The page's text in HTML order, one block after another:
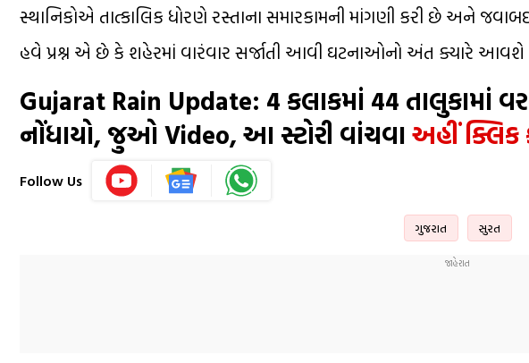
સ્થાનિકોએ તાત્કાલિક ધોરણે રસ્તાના સમારકામની માંગણી કરી છે અને
હવે પ્રશ્ન એ છે કે શહેરમાં વારંવાર સર્જાતી આવી ઘટનાઓનો અંત ક્યારે આવશે
Gujarat Rain Update: 4 કલાકમાં 44 તાલુકામાં
નોંધાયો, જુઓ Video, આ સ્ટોરી વાંચવાઅહીં ક્લિક
Follow Us
ગુજરાત સુરત